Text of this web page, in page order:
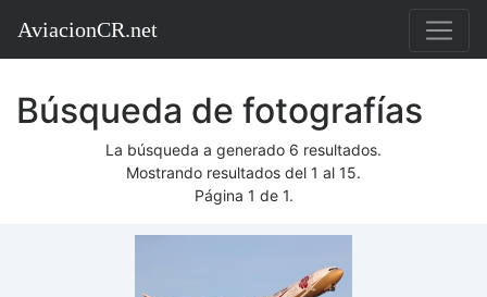
AviacionCR.net
Búsqueda de fotografías
La búsqueda a generado 6 resultados.
Mostrando resultados del 1 al 15.
Página 1 de 1.